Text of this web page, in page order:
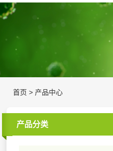
首页 > 产品中心
产品分类